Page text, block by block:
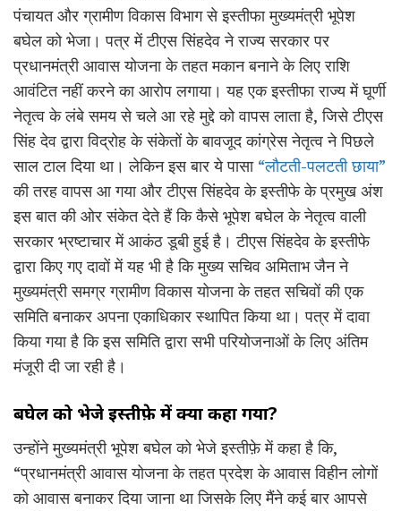
पंचायत और ग्रामीण विकास विभाग से इस्तीफा मुख्यमंत्री भूपेश
बघेल को भेजा। पत्र में टीएस सिंहदेव ने राज्य सरकार पर
प्रधानमंत्री आवास योजना के तहत मकान बनाने के लिए राशि
आवंटित नहीं करने का आरोप लगाया। यह एक इस्तीफा राज्य में घूर्णी
नेतृत्व के लंबे समय से चले आ रहे मुद्दे को वापस लाता है, जिसे टीएस
सिंह देव द्वारा विद्रोह के संकेतों के बावजूद कांग्रेस नेतृत्व ने पिछले
साल टाल दिया था। लेकिन इस बार ये पासा “लौटती-पलटती छाया”
की तरह वापस आ गया और टीएस सिंहदेव के इस्तीफे के प्रमुख अंश
इस बात की ओर संकेत देते हैं कि कैसे भूपेश बघेल के नेतृत्व वाली
सरकार भ्रष्टाचार में आकंठ डूबी हुई है। टीएस सिंहदेव के इस्तीफे
द्वारा किए गए दावों में यह भी है कि मुख्य सचिव अमिताभ जैन ने
मुख्यमंत्री समग्र ग्रामीण विकास योजना के तहत सचिवों की एक
समिति बनाकर अपना एकाधिकार स्थापित किया था। पत्र में दावा
किया गया है कि इस समिति द्वारा सभी परियोजनाओं के लिए अंतिम
मंजूरी दी जा रही है।
बघेल को भेजे इस्तीफ़े में क्या कहा गया?
उन्होंने मुख्यमंत्री भूपेश बघेल को भेजे इस्तीफ़े में कहा है कि,
“प्रधानमंत्री आवास योजना के तहत प्रदेश के आवास विहीन लोगों
को आवास बनाकर दिया जाना था जिसके लिए मैंने कई बार आपसे